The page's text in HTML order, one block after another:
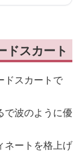
ドスカート
ドスカートで
で波のように優
ネートを格上げ